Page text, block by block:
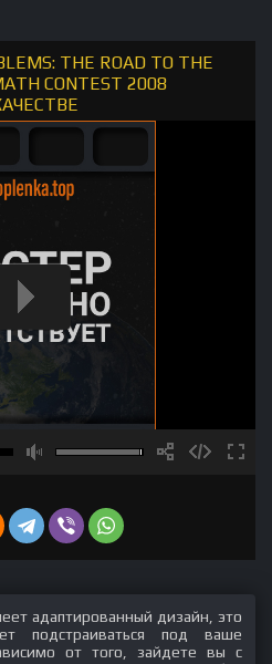
THE ROAD TO THE
CONTEST 2008
адаптированный дизайн, это
подстраиваться под ваше
от того, зайдете вы с